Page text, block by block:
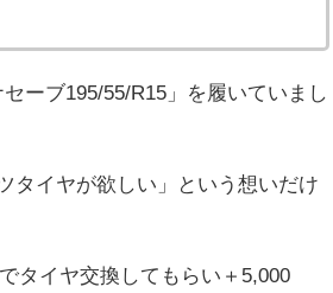
ーブ195/55/R15」を履いていまし
タイヤが欲しい」という想いだけ
タイヤ交換してもらい＋5,000